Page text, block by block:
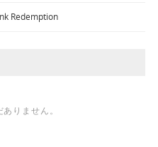
Redemption
りません。